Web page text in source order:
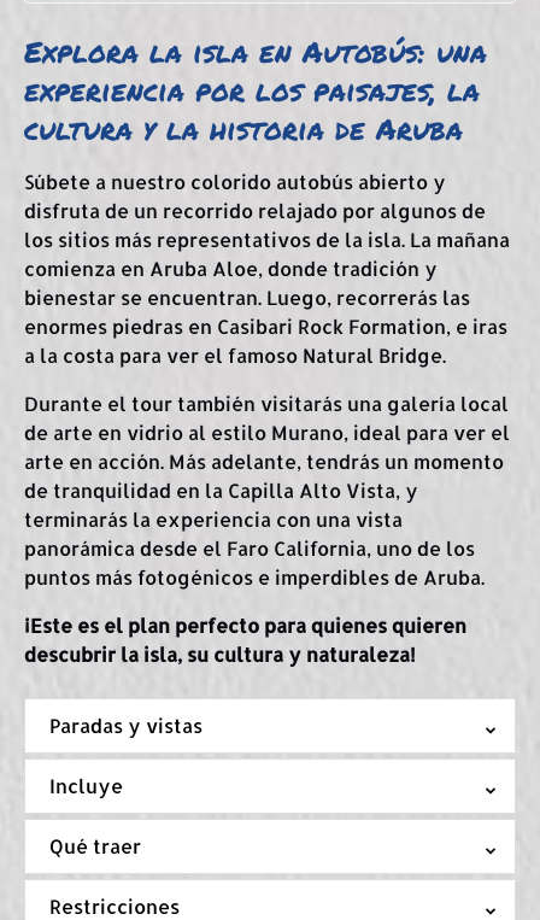
Explora la isla en Autobús: una
experiencia por los paisajes, la
cultura y la historia de Aruba
Súbete a nuestro colorido autobús abierto y
disfruta de un recorrido relajado por algunos de
los sitios más representativos de la isla. La mañana
comienza en Aruba Aloe, donde tradición y
bienestar se encuentran. Luego, recorrerás las
enormes piedras en Casibari Rock Formation, e iras
a la costa para ver el famoso Natural Bridge.
Durante el tour también visitarás una galería local
de arte en vidrio al estilo Murano, ideal para ver el
arte en acción. Más adelante, tendrás un momento
de tranquilidad en la Capilla Alto Vista, y
terminarás la experiencia con una vista
panorámica desde el Faro California, uno de los
puntos más fotogénicos e imperdibles de Aruba.
¡Este es el plan perfecto para quienes quieren
descubrir la isla, su cultura y naturaleza!
Paradas y vistas
Incluye
Qué traer
Restricciones